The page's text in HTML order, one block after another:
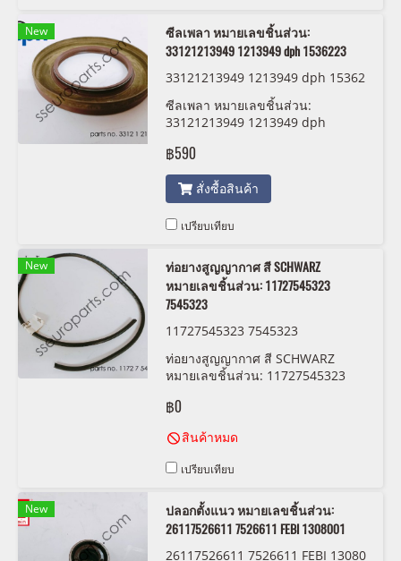
New
ซีลเพลา หมายเลขชิ้นส่วน:
33121213949 1213949 dph 1536223
33121213949 1213949 dph 15362
ซีลเพลา หมายเลขชิ้นส่วน:
33121213949 1213949 dph
฿590
สั่งซื้อสินค้า
เปรียบเทียบ
New
ท่อยางสูญญากาศ สี SCHWARZ
หมายเลขชิ้นส่วน: 11727545323
7545323
11727545323 7545323
ท่อยางสูญญากาศ สี SCHWARZ
หมายเลขชิ้นส่วน: 11727545323
฿0
สินค้าหมด
เปรียบเทียบ
New
ปลอกตั้งแนว หมายเลขชิ้นส่วน:
26117526611 7526611 FEBI 1308001
26117526611 7526611 FEBI 13080